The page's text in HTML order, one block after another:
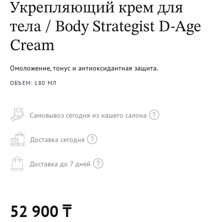
Укрепляющий крем для
тела / Body Strategist D-Age
Cream
Омоложение, тонус и антиоксидантная защита.
ОБЪЕМ: 180 МЛ
Самовывоз сегодня из нашего салона
Доставка сегодня
Доставка до 7 дней
52 900 ₸